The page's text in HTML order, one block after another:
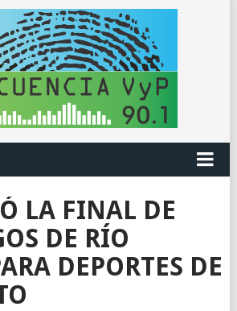
LA FINAL DE
DE RÍO
DEPORTES DE